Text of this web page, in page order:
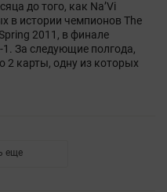
до того, как Na’Vi
в истории чемпионов The
2011, в финале
За следующие полгода,
2 карты, одну из которых
еще